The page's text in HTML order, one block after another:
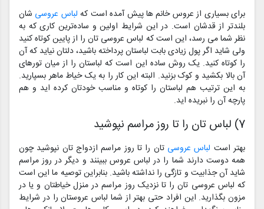
برای بسیاری از عروس خانم ها پیش آمده است که لباس عروسی شان
بلندتر از قدشان است. در این شرایط اولین و ساده‌ترین کاری که به
نظر شما می رسد، این است که لباس عروسی تان را از پایین کوتاه کنید
ولی شاید اگر پول زیادی بابت لباستان پرداخته باشید، دلتان نیاید که آن
را کوتاه کنید. یک روش ساده این است که لباستان را از میان تورهای
آن بالا بکشید و کوک بزنید. البته این کار را به یک خیاط ماهر بسپارید.
به این ترتیب هم لباستان را کوتاه و مناسب خودتان کرده اید و هم
پارچه آن را نبریده اید.
7) لباس تان را تا روز مراسم نپوشید
بهتر است لباس عروسی تان را تا روز مراسم ازدواج تان نپوشید چون
همه دوست دارند شما را در لباس عروس ببینند و دیگر در روز مراسم
شاید آن جذابیت و تازگی را نداشته باشید. بنابراین توصیه ما این است
که لباس عروسی تان را تا نزدیک روز مراسم در منزل خیاطتان و یا در
مزون بگذارید. این افراد حتی بهتر از شما لباس عروستان را در شرایط